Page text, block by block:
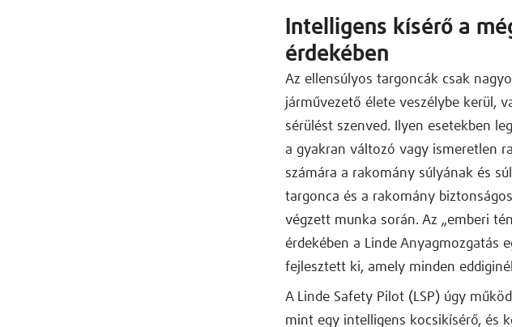
Intelligens kísérő a
érdekében
Az ellensúlyos targoncák csak
járművezető élete veszélybe kerül,
sérülést szenved. Ilyen esetekben
a gyakran változó vagy ismeretlen
számára a rakomány súlyának és
targonca és a rakomány
végzett munka során. Az „emberi
érdekében a Linde Anyagmozgatás
fejlesztett ki, amely minden
A Linde Safety Pilot (LSP) úgy
mint egy intelligens kocsikísérő, és